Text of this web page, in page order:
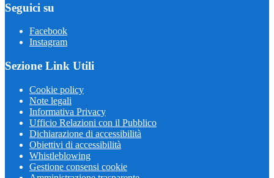
Seguici su
Facebook
Instagram
Sezione Link Utili
Cookie policy
Note legali
Informativa Privacy
Ufficio Relazioni con il Pubblico
Dichiarazione di accessibilità
Obiettivi di accessibilità
Whistleblowing
Gestione consensi cookie